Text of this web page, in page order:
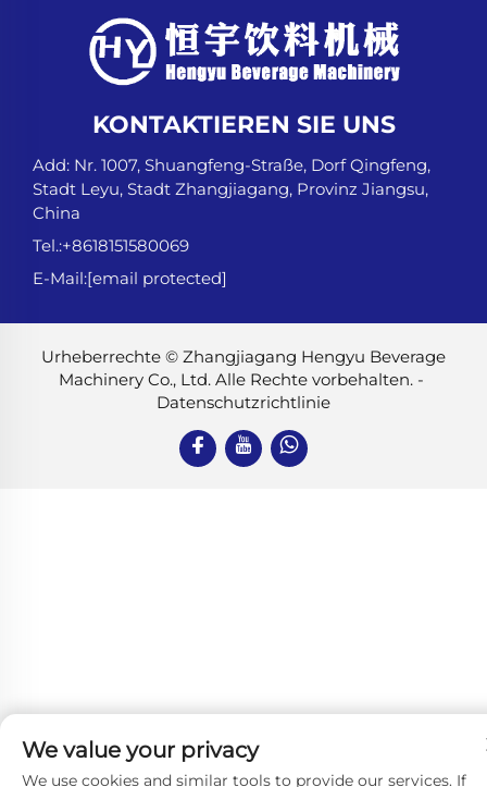
KONTAKTIEREN SIE UNS
Add: Nr. 1007, Shuangfeng-Straße, Dorf Qingfeng,
Stadt Leyu, Stadt Zhangjiagang, Provinz Jiangsu,
China
Tel.:+8618151580069
E-Mail:[email protected]
Urheberrechte © Zhangjiagang Hengyu Beverage
Machinery Co., Ltd. Alle Rechte vorbehalten. -
Datenschutzrichtlinie
We value your privacy
We use cookies and similar tools to provide our services. If